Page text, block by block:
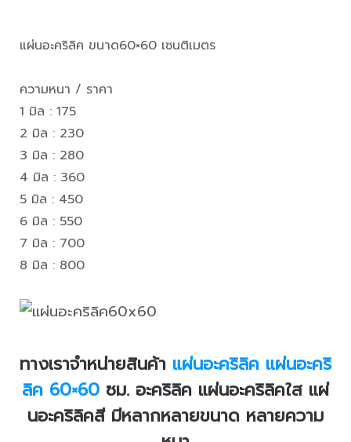
แผ่นอะคริลิค ขนาด60×60 เซนติเมตร
ความหนา / ราคา
1 มิล : 175
2 มิล : 230
3 มิล : 280
4 มิล : 360
5 มิล : 450
6 มิล : 550
7 มิล : 700
8 มิล : 800
ทางเราจำหน่ายสินค้า แผ่นอะคริลิค แผ่นอะคริ
ลิค 60×60 ซม. อะคริลิค แผ่นอะคริลิคใส แผ่
นอะคริลิคสี มีหลากหลายขนาด หลายความ